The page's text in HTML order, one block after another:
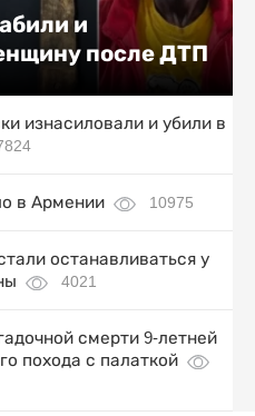
и
после ДТП
изнасиловали и убили в
в Армении 10975
останавливаться у
4021
смерти 9-летней
похода с палаткой